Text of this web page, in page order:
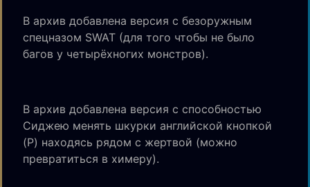
В архив добавлена версия с безоружным
спецназом SWAT (для того чтобы не было
багов у четырёхногих монстров).
В архив добавлена версия с способностью
Сиджею менять шкурки английской кнопкой
(P) находясь рядом с жертвой (можно
превратиться в химеру).